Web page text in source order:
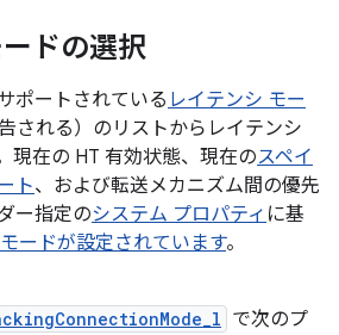
ドの選択
ポートされている レイテンシ モー
される）のリストからレイテンシ
現在の HT 有効状態、現在のスペイ
ト、および転送メカニズム間の優先
ー指定のシステム プロパティ に基
ードが設定されています。
で次のプ